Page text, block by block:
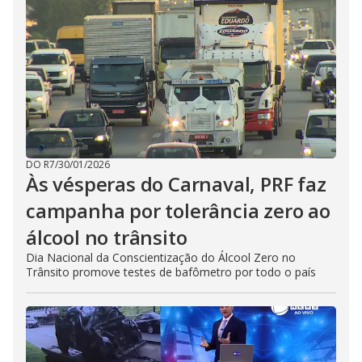
DO R7/30/01/2026
Às vésperas do Carnaval, PRF faz
campanha por tolerância zero ao
álcool no trânsito
Dia Nacional da Conscientização do Álcool Zero no
Trânsito promove testes de bafômetro por todo o país